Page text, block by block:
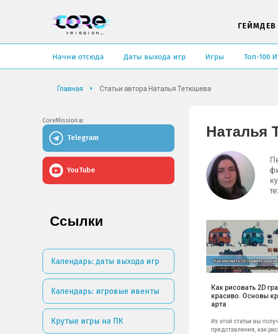
ГЕЙМДЕВ
Начни отсюда Даты выхода игр Игры Топ-100
Главная Статьи автора Наталья Тетюшева
Наталья
Как рисовать 2D
красиво. Основы
арта
Из этой статьи вы
представления, как
CoreMission в:
Telegram
YouTube
Ссылки
Календарь: даты выхода игр
Календарь: игровые ивенты
Крутые игры на ПК